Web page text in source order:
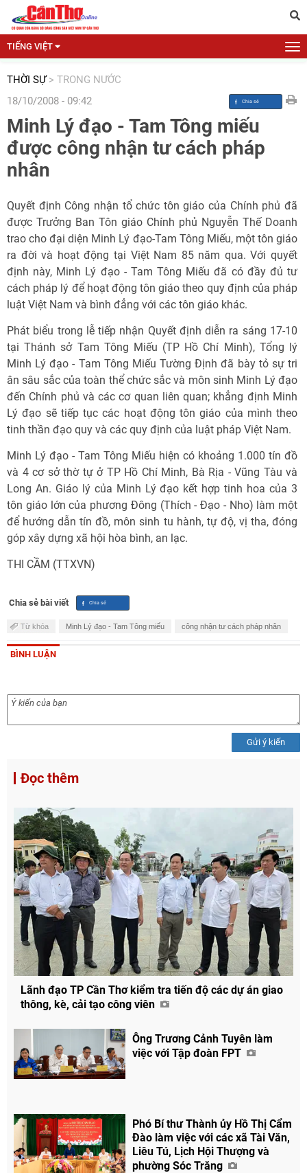
TIẾNG VIỆT
THỜI SỰ > TRONG NƯỚC
18/10/2008 - 09:42
Minh Lý đạo - Tam Tông miếu
được công nhận tư cách pháp
nhân
Quyết định Công nhận tổ chức tôn giáo của Chính phủ đã
được Trưởng Ban Tôn giáo Chính phủ Nguyễn Thế Doanh
trao cho đại diện Minh Lý đạo-Tam Tông Miếu, một tôn giáo
ra đời và hoạt động tại Việt Nam 85 năm qua. Với quyết
định này, Minh Lý đạo - Tam Tông Miếu đã có đầy đủ tư
cách pháp lý để hoạt động tôn giáo theo quy định của pháp
luật Việt Nam và bình đẳng với các tôn giáo khác.
Phát biểu trong lễ tiếp nhận Quyết định diễn ra sáng 17-10
tại Thánh sở Tam Tông Miếu (TP Hồ Chí Minh), Tổng lý
Minh Lý đạo - Tam Tông Miếu Tường Định đã bày tỏ sự tri
ân sâu sắc của toàn thể chức sắc và môn sinh Minh Lý đạo
đến Chính phủ và các cơ quan liên quan; khẳng định Minh
Lý đạo sẽ tiếp tục các hoạt động tôn giáo của mình theo
tinh thần đạo quy và các quy định của luật pháp Việt Nam.
Minh Lý đạo - Tam Tông Miếu hiện có khoảng 1.000 tín đồ
và 4 cơ sở thờ tự ở TP Hồ Chí Minh, Bà Rịa - Vũng Tàu và
Long An. Giáo lý của Minh Lý đạo kết hợp tinh hoa của 3
tôn giáo lớn của phương Đông (Thích - Đạo - Nho) làm một
để hướng dẫn tín đồ, môn sinh tu hành, tự độ, vị tha, đóng
góp xây dựng xã hội hòa bình, an lạc.
THI CẦM (TTXVN)
Chia sẻ bài viết
Chia sẻ
Từ khóa Minh Lý đạo - Tam Tông miếu công nhận tư cách pháp nhân
BÌNH LUẬN
Gửi ý kiến
Đọc thêm
Lãnh đạo TP Cần Thơ kiểm tra tiến độ các dự án giao
thông, kè, cải tạo công viên
Ông Trương Cảnh Tuyên làm
việc với Tập đoàn FPT
Phó Bí thư Thành ủy Hồ Thị Cẩm
Đào làm việc với các xã Tài Văn,
Liêu Tú, Lịch Hội Thượng và
phường Sóc Trăng